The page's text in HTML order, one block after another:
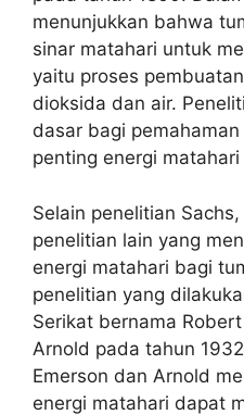
menunjukkan bahwa
sinar matahari untuk
yaitu proses
dioksida dan air.
dasar bagi
penting energi
Selain penelitian
penelitian lain yang
energi matahari bagi
penelitian yang
Serikat bernama
Arnold pada tahun
Emerson dan Arnold
energi matahari dapat